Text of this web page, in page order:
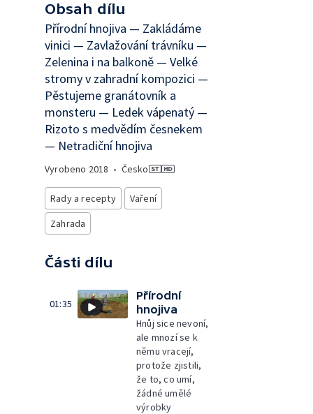
Obsah dílu
Přírodní hnojiva — Zakládáme
vinici — Zavlažování trávníku —
Zelenina i na balkoně — Velké
stromy v zahradní kompozici —
Pěstujeme granátovník a
monsteru — Ledek vápenatý —
Rizoto s medvědím česnekem
— Netradiční hnojiva
Vyrobeno 2018 • Česko
Rady a recepty
Vaření
Zahrada
Části dílu
01:35
Přírodní
hnojiva
Hnůj sice nevoní,
ale mnozí se k
němu vracejí,
protože zjistili,
že to, co umí,
žádné umělé
výrobky